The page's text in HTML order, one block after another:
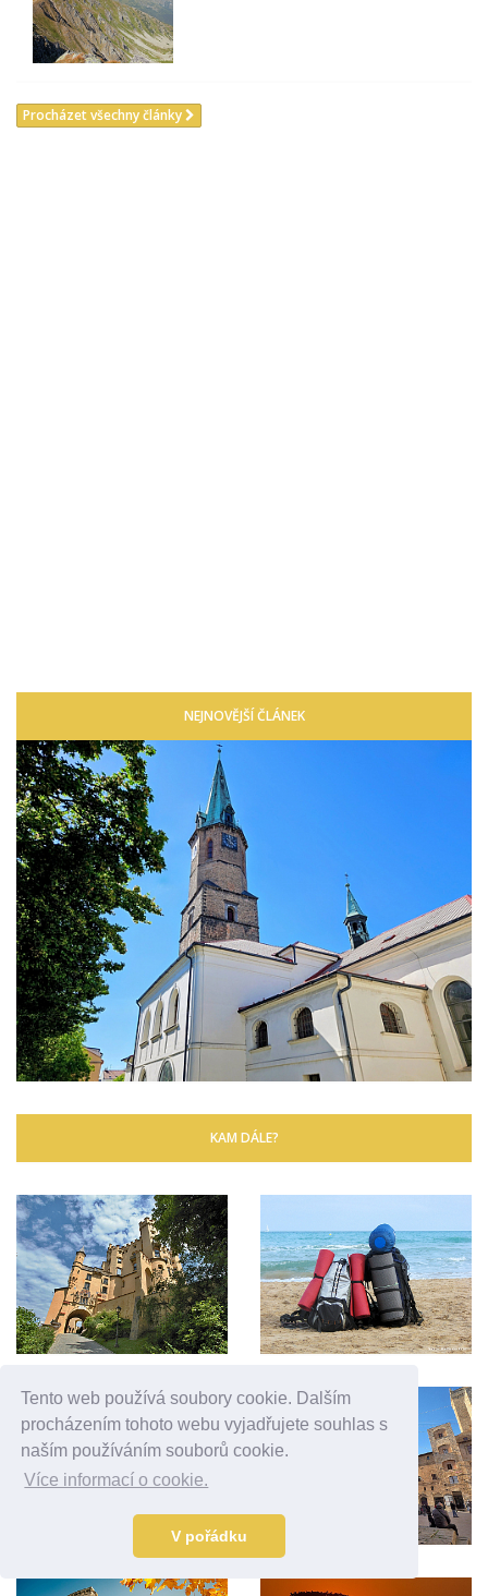
Tento web používá soubory cookie. Dalším
procházením tohoto webu vyjadřujete souhlas s
naším používáním souborů cookie.
Více informací o cookie.
V pořádku
Procházet všechny články
NEJNOVĚJŠÍ ČLÁNEK
KAM DÁLE?